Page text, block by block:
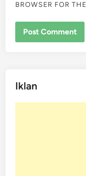
BROWSER FOR
Iklan